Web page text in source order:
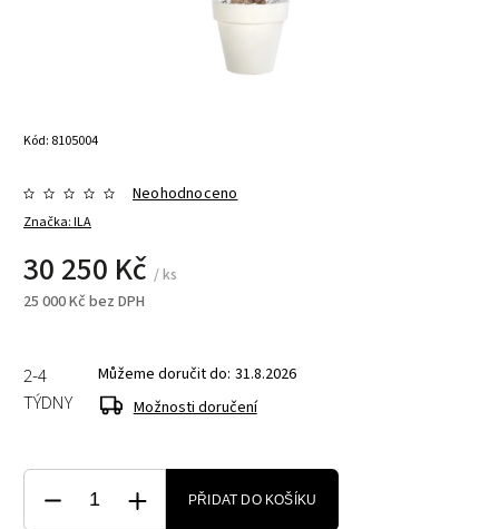
Kód: 8105004
Značka:ILA
Neohodnoceno
30 250 Kč / ks
25 000 Kč bez DPH
2-4
TÝDNY
Můžeme doručit do: 31.8.2026
Možnosti doručení
PŘIDAT DO KOŠÍKU